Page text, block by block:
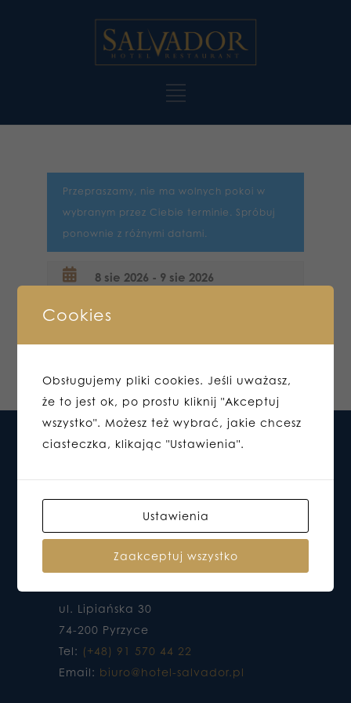
Przepraszamy, nie ma wolnych pokoi w
wybranym przez Ciebie terminie. Spróbuj
ponownie z różnymi datami.
HOTEL DO KTÓREGO CHCESZ WRACAĆ
ul. Lipiańska 30
74-200 Pyrzyce
Tel: (+48) 91 570 44 22
Email: biuro@hotel-salvador.pl
Cookies
Obsługujemy pliki cookies. Jeśli uważasz,
że to jest ok, po prostu kliknij "Akceptuj
wszystko". Możesz też wybrać, jakie chcesz
ciasteczka, klikając "Ustawienia".
Ustawienia
Zaakceptuj wszystko